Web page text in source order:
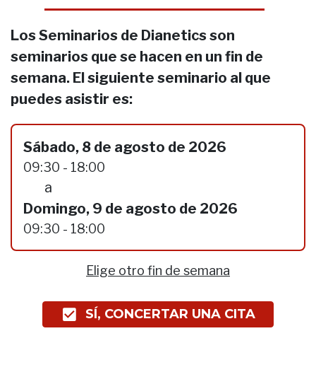
Los Seminarios de Dianetics son
seminarios que se hacen en un fin de
semana. El siguiente seminario al que
puedes asistir es:
Sábado, 8 de agosto de 2026
09:30 - 18:00
a
Domingo, 9 de agosto de 2026
09:30 - 18:00
Elige otro fin de semana
SÍ, CONCERTAR UNA CITA